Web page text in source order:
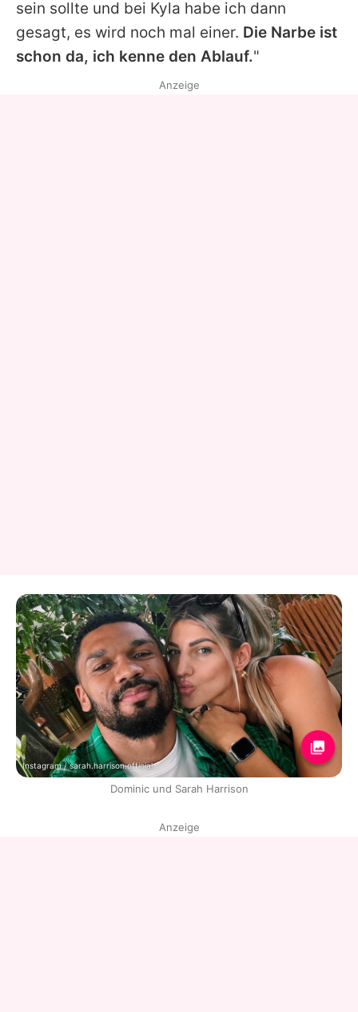
sein sollte und bei Kyla habe ich dann
gesagt, es wird noch mal einer. Die Narbe ist
schon da, ich kenne den Ablauf."
Anzeige
Instagram / sarah.harrison.official
Dominic und Sarah Harrison
Anzeige